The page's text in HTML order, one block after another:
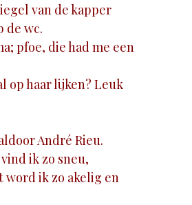
van de kapper
de wc.
pfoe, die had me een
op haar lijken? Leuk
André Rieu.
ik zo sneu,
word ik zo akelig en